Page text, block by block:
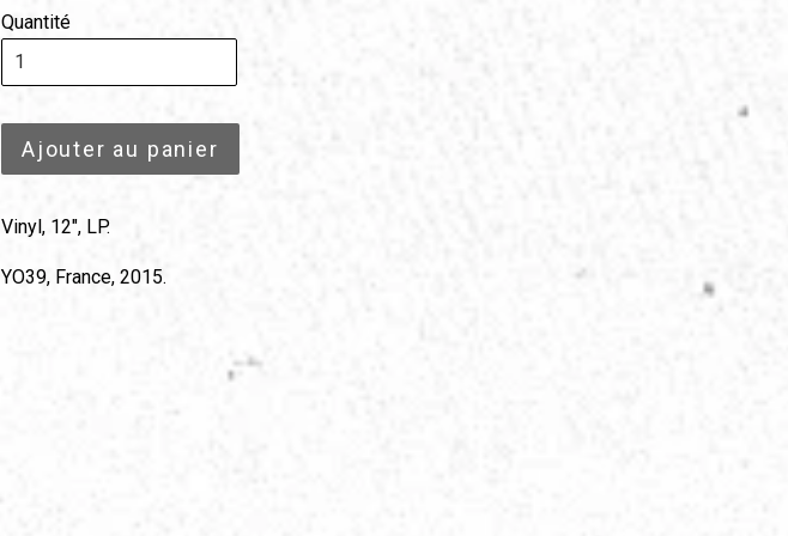
Quantité
Ajouter au panier
Vinyl, 12", LP.
YO39, France, 2015.